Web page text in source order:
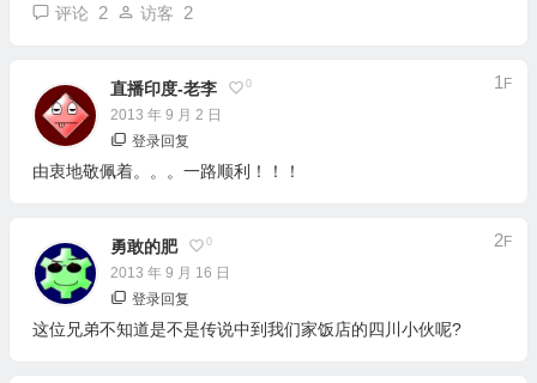
评论 2 访客 2
直播印度-老李 0
2013 年 9 月 2 日
1 F
登录回复
由衷地敬佩着。。。一路顺利！！！
勇敢的肥 0
2013 年 9 月 16 日
2F
登录回复
这位兄弟不知道是不是传说中到我们家饭店的四川小伙呢?